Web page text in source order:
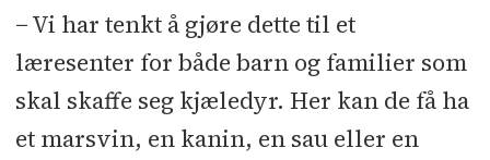
− Vi har tenkt å gjøre dette til et
læresenter for både barn og familier som
skal skaffe seg kjæledyr. Her kan de få ha
et marsvin, en kanin, en sau eller en